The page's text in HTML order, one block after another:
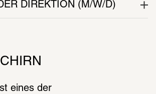
DIREKTION (M/W/D)
eines der